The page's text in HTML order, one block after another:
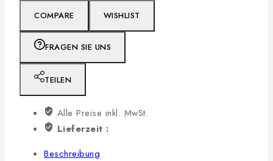
COMPARE WISHLIST
FRAGEN SIE UNS
TEILEN
Alle Preise inkl. MwSt.
Lieferzeit :
Beschreibung